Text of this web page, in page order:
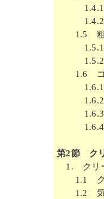
1.4.1
1.4.2
1.5 粗大
1.5.1 パ
1.5.2
1.6 ゴミ
1.6.1 作
1.6.2 装
1.6.3 副
1.6.4 フ
第2節 ク
1. クリ
1.1 クリ
1.2 気